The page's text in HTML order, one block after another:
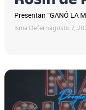
Presentan “GANÓ LA
Isma Defernagosto 7,